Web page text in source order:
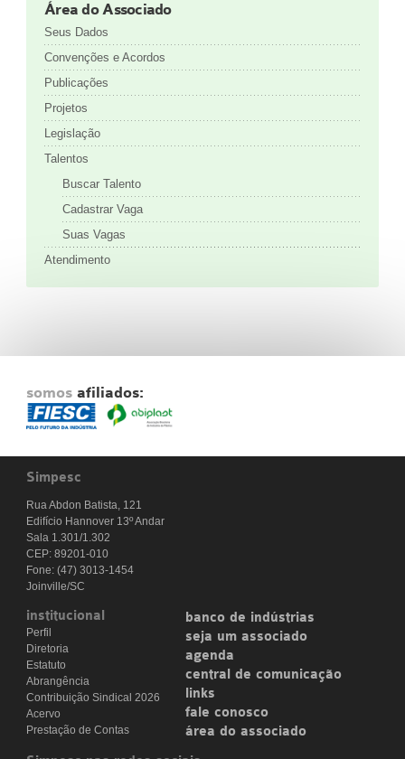
Área do Associado
Seus Dados
Convenções e Acordos
Publicações
Projetos
Legislação
Talentos
Buscar Talento
Cadastrar Vaga
Suas Vagas
Atendimento
somos afiliados:
Simpesc
Rua Abdon Batista, 121
Edifício Hannover 13º Andar
Sala 1.301/1.302
CEP: 89201-010
Fone: (47) 3013-1454
Joinville/SC
institucional
Perfil
Diretoria
Estatuto
Abrangência
Contribuição Sindical 2026
Acervo
Prestação de Contas
banco de indústrias
seja um associado
agenda
central de comunicação
links
fale conosco
área do associado